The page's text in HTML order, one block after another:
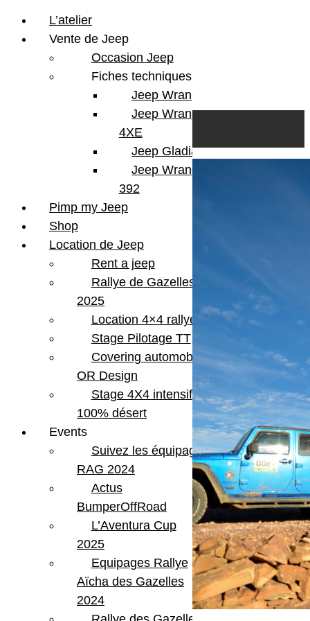
L’atelier
Vente de Jeep
Occasion Jeep
Fiches techniques
Jeep Wrangler JL
Jeep Wrangler
4XE
Jeep Gladiator
Jeep Wrangler V8
392
Pimp my Jeep
Shop
Location de Jeep
Rent a jeep
Rallye de Gazelles
2025
Location 4×4 rallye
Stage Pilotage TT
Covering automobile –
OR Design
Stage 4X4 intensif
100% désert
Events
Suivez les équipages
RAG 2024
Actus
BumperOffRoad
L’Aventura Cup
2025
Equipages Rallye
Aïcha des Gazelles
2024